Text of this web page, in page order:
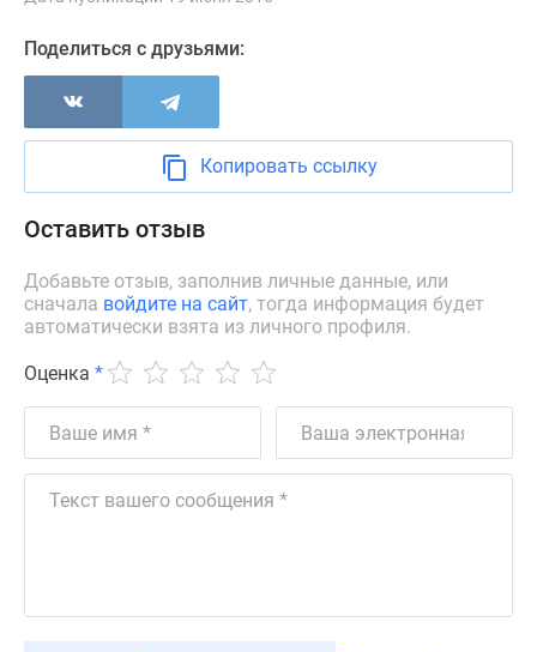
360°
новостроек
Субсидированная
застройщиком
Rutube
Москве
реновации
Новостройки
премиум-
класса
Новостройки
бизнес-
ипотека
Поделиться с друзьями:
Копировать ссылку
Оставить отзыв
Добавьте отзыв, заполнив личные данные, или
сначала войдите на сайт, тогда информация будет
автоматически взята из личного профиля.
Оценка *